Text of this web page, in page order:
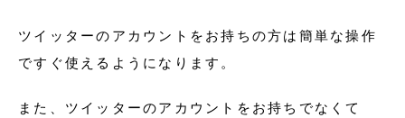
ツイッターのアカウントをお持ちの方は簡単な操作
ですぐ使えるようになります。
また、ツイッターのアカウントをお持ちでなくて